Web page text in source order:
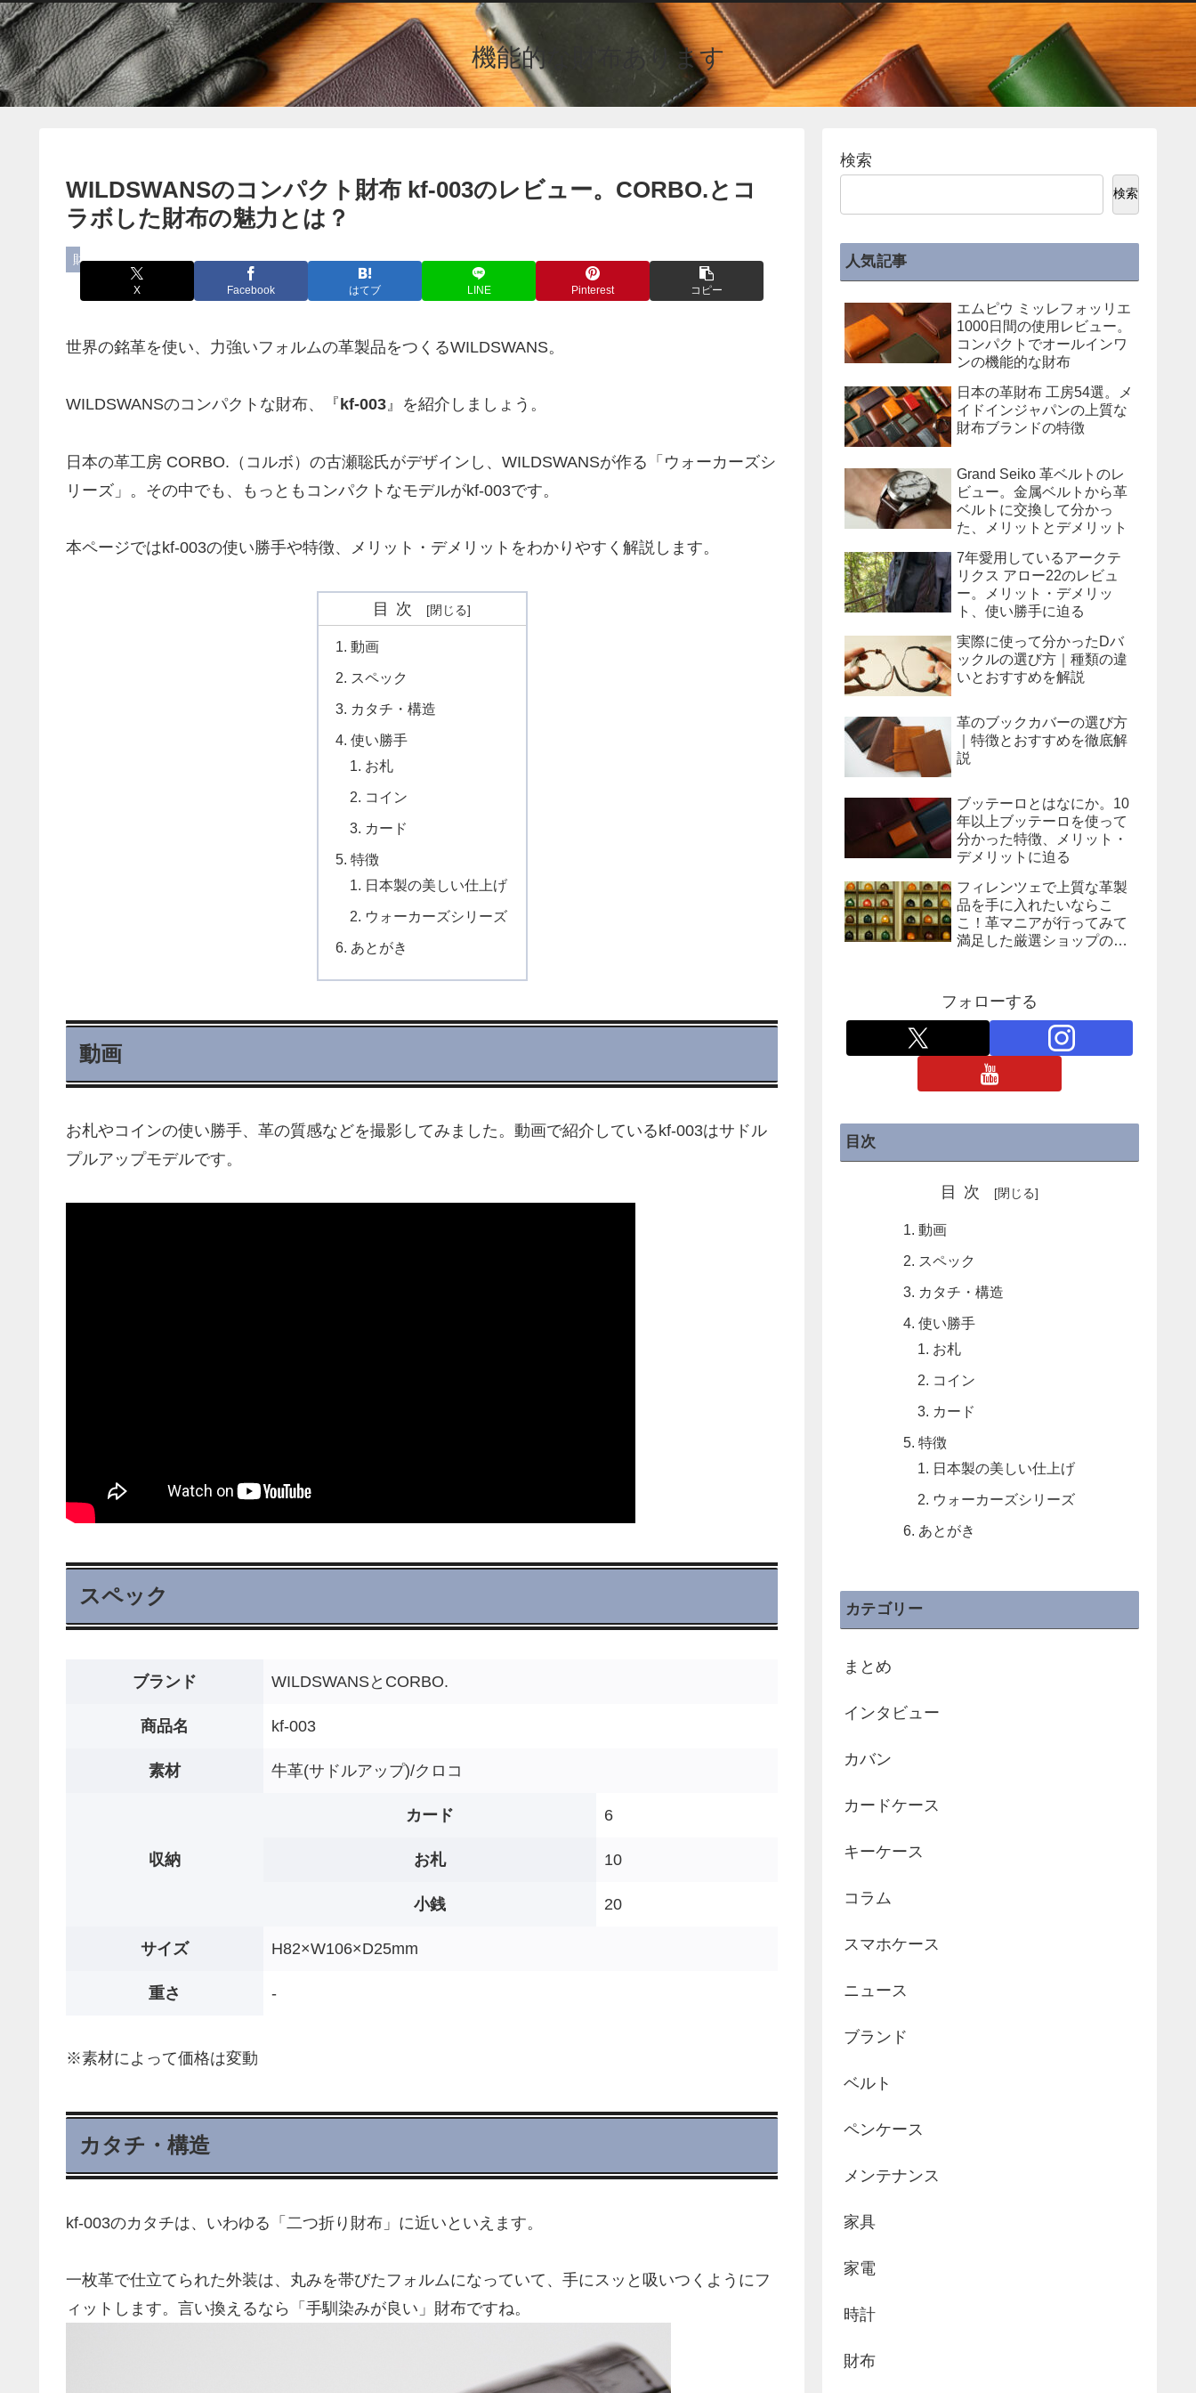
機能的な財布あります
WILDSWANSのコンパクト財布 kf-003のレビュー。CORBO.とコ
ラボした財布の魅力とは？
財布
X Facebook はてブ LINE Pinterest コピー
世界の銘革を使い、力強いフォルムの革製品をつくるWILDSWANS。
WILDSWANSのコンパクトな財布、『 kf-003』を紹介しましょう。
日本の革工房 CORBO.（コルボ）の古瀬聡氏がデザインし、WILDSWANSが作る「ウォーカーズシ
リーズ」。その中でも、もっともコンパクトなモデルがkf-003です。
本ページではkf-003の使い勝手や特徴、メリット・デメリットをわかりやすく解説します。
目次
動画
スペック
カタチ・構造
使い勝手
お札
コイン
カード
特徴
日本製の美しい仕上げ
ウォーカーズシリーズ
あとがき
動画
お札やコインの使い勝手、革の質感などを撮影してみました。動画で紹介しているkf-003はサドル
プルアップモデルです。
スペック
ブランド WILDSWANSとCORBO.
商品名 kf-003
素材 牛革(サドルアップ)/クロコ
収納
カード 6
お札 10
小銭 20
サイズ H82×W106×D25mm
重さ -
※素材によって価格は変動
カタチ・構造
kf-003のカタチは、いわゆる「二つ折り財布」に近いといえます。
一枚革で仕立てられた外装は、丸みを帯びたフォルムになっていて、手にスッと吸いつくようにフ
ィットします。言い換えるなら「手馴染みが良い」財布ですね。
検索
検索
人気記事
エムピウ ミッレフォッリエ
1000日間の使用レビュー。
コンパクトでオールインワ
ンの機能的な財布
日本の革財布 工房54選。メ
イドインジャパンの上質な
財布ブランドの特徴
Grand Seiko 革ベルトのレ
ビュー。金属ベルトから革
ベルトに交換して分かっ
た、メリットとデメリット
7年愛用しているアークテ
リクス アロー22のレビュ
ー。メリット・デメリッ
ト、使い勝手に迫る
実際に使って分かったDバ
ックルの選び方｜種類の違
いとおすすめを解説
革のブックカバーの選び方
｜特徴とおすすめを徹底解
説
ブッテーロとはなにか。10
年以上ブッテーロを使って
分かった特徴、メリット・
デメリットに迫る
フィレンツェで上質な革製
品を手に入れたいならこ
こ！革マニアが行ってみて
満足した厳選ショップの紹
フォローする
目次
目次
動画
スペック
カタチ・構造
使い勝手
お札
コイン
カード
特徴
日本製の美しい仕上げ
ウォーカーズシリーズ
あとがき
カテゴリー
まとめ
インタビュー
カバン
カードケース
キーケース
コラム
スマホケース
ニュース
ブランド
ベルト
ペンケース
メンテナンス
家具
家電
時計
財布